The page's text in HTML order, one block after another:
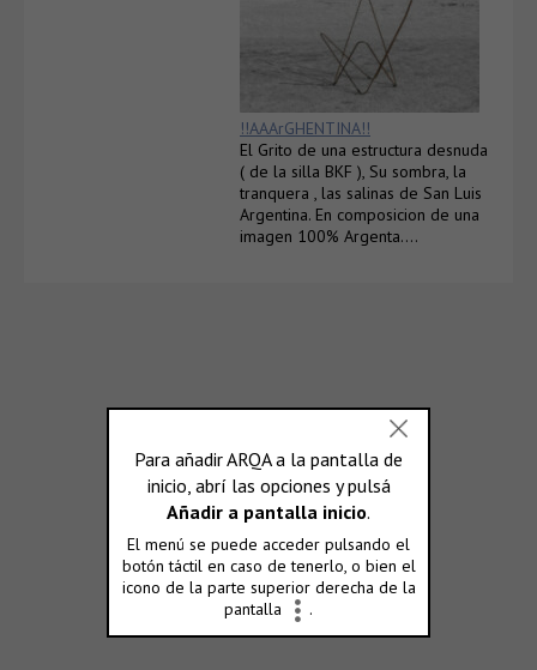
!!AAArGHENTINA!!
El Grito de una estructura desnuda
( de la silla BKF ), Su sombra, la
tranquera , las salinas de San Luis
Argentina. En composicion de una
imagen 100% Argenta….